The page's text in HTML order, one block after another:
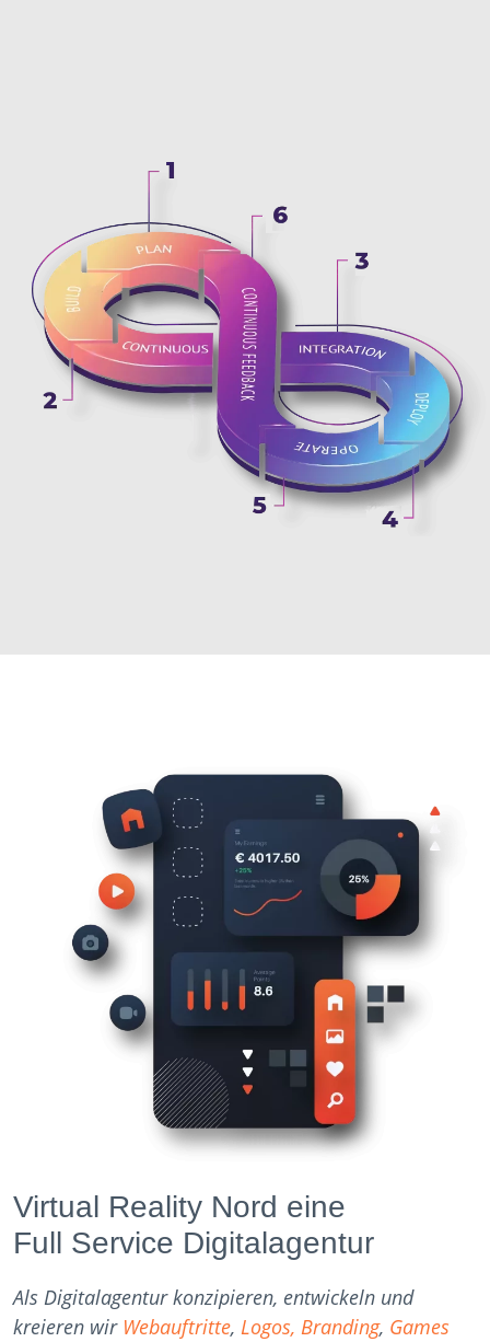
Virtual Reality Nord eine
Full Service Digitalagentur
Als Digitalagentur konzipieren, entwickeln und
kreieren wir Webauftritte, Logos, Branding, Games